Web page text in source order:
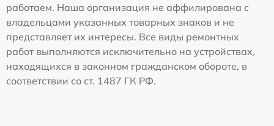
работаем. Наша организация не аффилирована с
владельцами указанных товарных знаков и не
представляет их интересы. Все виды ремонтных
работ выполняются исключительно на устройствах,
находящихся в законном гражданском обороте, в
соответствии со ст. 1487 ГК РФ.